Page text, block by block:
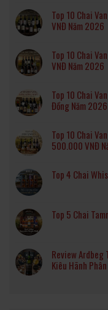
Top 10 Chai
VNĐ Năm 2026
Top 10 Chai
VNĐ Năm 2026
Top 10 Chai
Đồng Năm 2026
Top 10 Chai
500.000 VNĐ
Top 4 Chai
Top 5 Chai
Review Ardbeg
Kiêu Hãnh